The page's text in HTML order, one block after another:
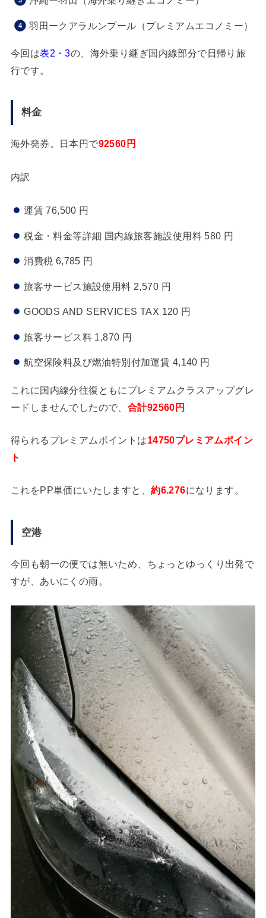
羽田ークアラルンプール（プレミアムエコノミー）
今回は表2・3の、海外乗り継ぎ国内線部分で日帰り旅
行です。
料金
海外発券。日本円で92560円
内訳
運賃 76,500 円
税金・料金等詳細 国内線旅客施設使用料 580 円
消費税 6,785 円
旅客サービス施設使用料 2,570 円
GOODS AND SERVICES TAX 120 円
旅客サービス料 1,870 円
航空保険料及び燃油特別付加運賃 4,140 円
これに国内線分往復ともにプレミアムクラスアップグレ
ードしませんでしたので、 合計92560円
得られるプレミアムポイントは14750プレミアムポイン
ト
これをPP単価にいたしますと、約6.276になります。
空港
今回も朝一の便では無いため、ちょっとゆっくり出発で
すが、あいにくの雨。